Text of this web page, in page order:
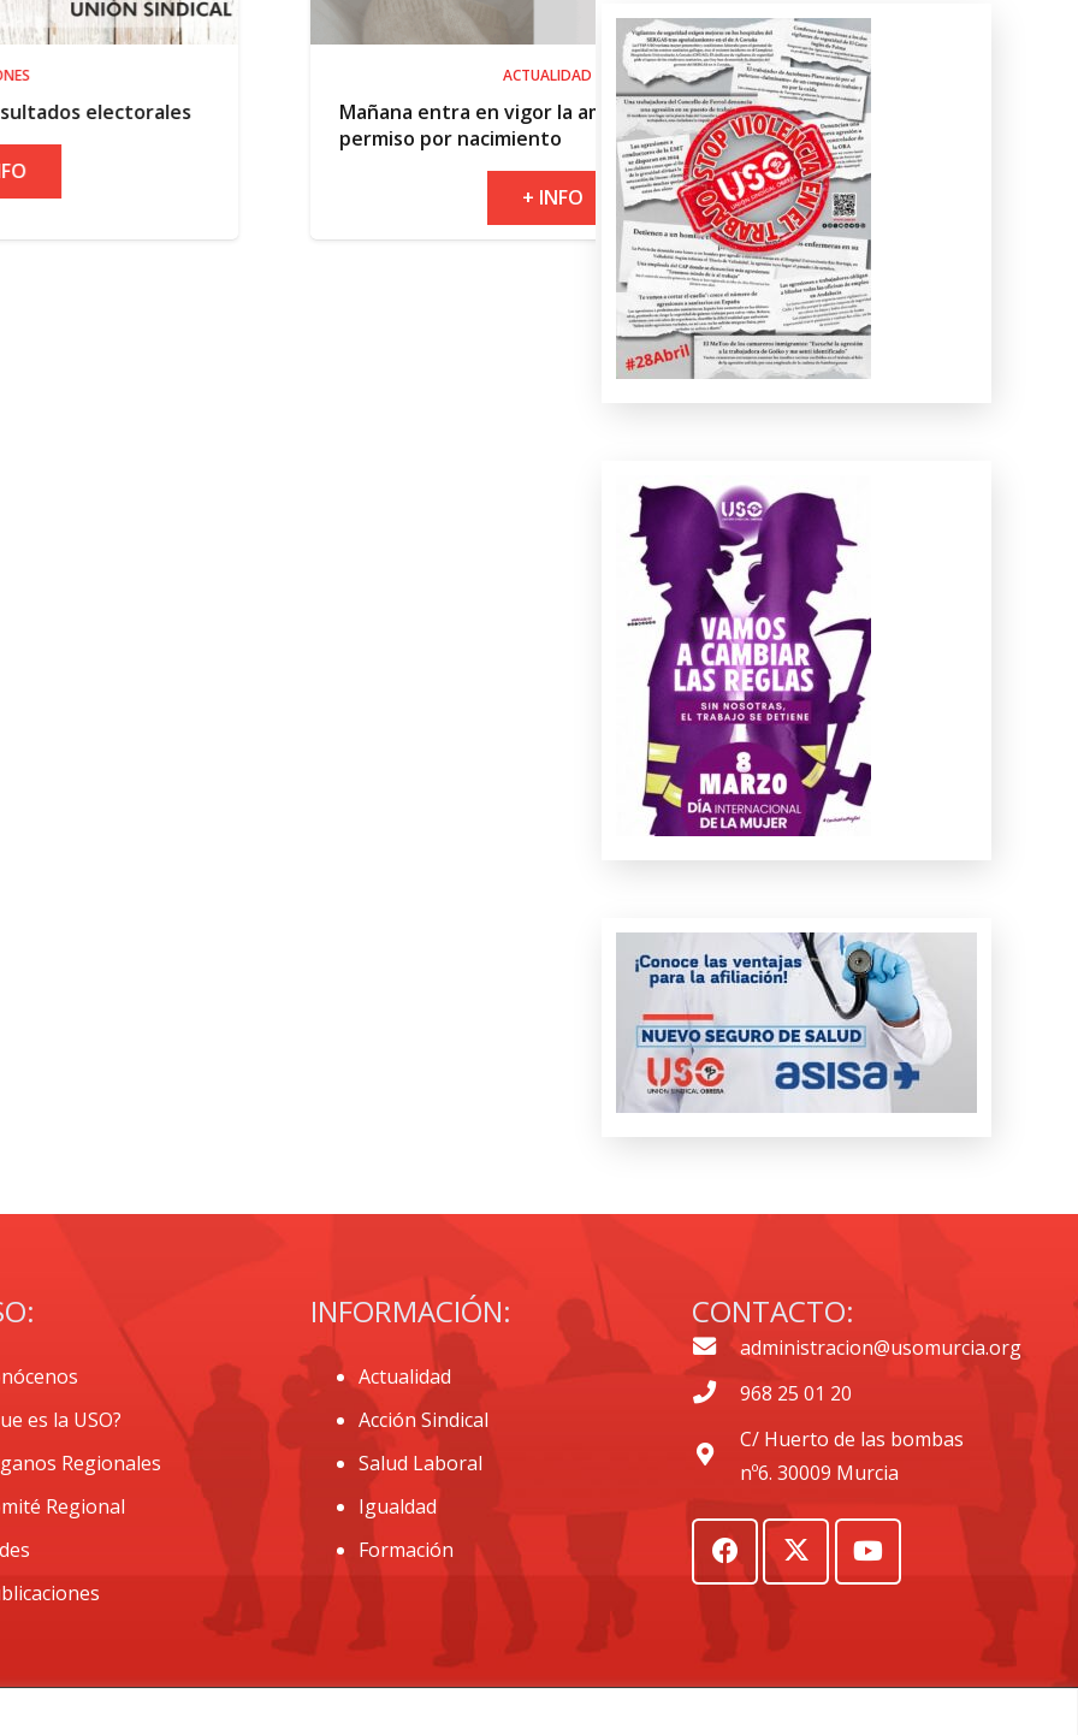
Mañana entra en vigor la ampliación del
permiso por nacimiento
Procedimiento práctico ante
roja por calor
es la USO?
Regionales
Regional
INFORMACIÓN:
Actualidad
Acción Sindical
Salud Laboral
Igualdad
Formación
CONTACTO:
administracion@usomurcia.org
968 25 01 20
C/ Huerto de las bombas
nº6. 30009 Murcia